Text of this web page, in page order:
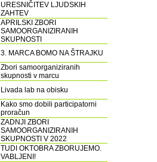
URESNIČITEV LJUDSKIH
ZAHTEV
APRILSKI ZBORI
SAMOORGANIZIRANIH
SKUPNOSTI
3. MARCA BOMO NA ŠTRAJKU
Zbori samoorganiziranih
skupnosti v marcu
Livada lab na obisku
Kako smo dobili participatorni
proračun
ZADNJI ZBORI
SAMOORGANIZIRANIH
SKUPNOSTI V 2022
TUDI OKTOBRA ZBORUJEMO.
VABLJENI!